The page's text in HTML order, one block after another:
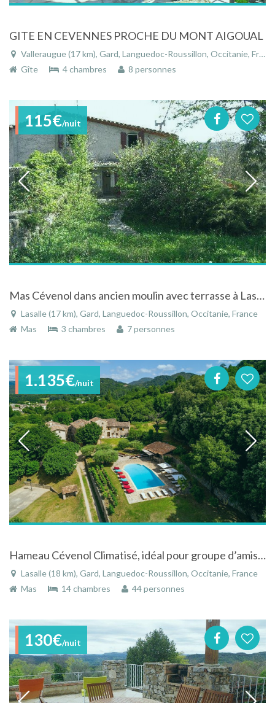
GITE EN CEVENNES PROCHE DU MONT AIGOUAL
Valleraugue (17 km), Gard, Languedoc-Roussillon, Occitanie, France
Gîte
4 chambres 8 personnes
115€/nuit
Mas Cévenol dans ancien moulin avec terrasse à Lasalle dans le Gard dans le Languedoc-Roussillon
Lasalle (17 km), Gard, Languedoc-Roussillon, Occitanie, France
Mas
3 chambres 7 personnes
1.135€/nuit
Hameau Cévenol Climatisé, idéal pour groupe d’amis, grande famille et séminaire
Lasalle (18 km), Gard, Languedoc-Roussillon, Occitanie, France
Mas
14 chambres 44 personnes
130€/nuit